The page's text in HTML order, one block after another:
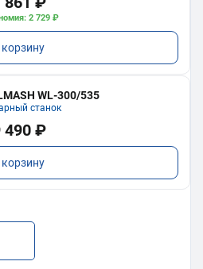
2 729 ₽
WL-300/535
станок
490 ₽